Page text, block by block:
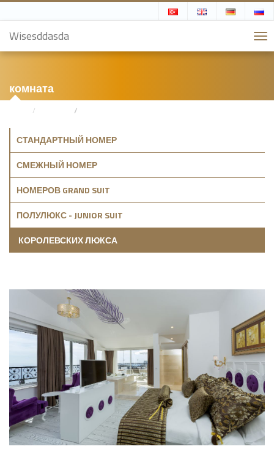
Wisesddasda
комната
СТАНДАРТНЫЙ НОМЕР
СМЕЖНЫЙ НОМЕР
НОМЕРОВ GRAND SUIT
ПОЛУЛЮКС - JUNIOR SUIT
КОРОЛЕВСКИХ ЛЮКСА